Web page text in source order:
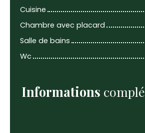
Cuisine
Chambre avec placard
Salle de bains
Wc
Informations